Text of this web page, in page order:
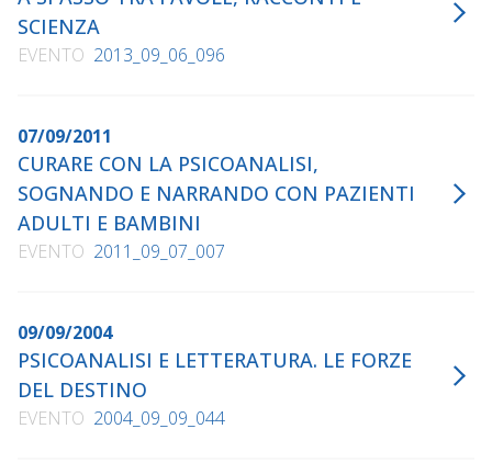
SCIENZA
EVENTO 2013_09_06_096
07/09/2011
CURARE CON LA PSICOANALISI,
SOGNANDO E NARRANDO CON PAZIENTI
ADULTI E BAMBINI
EVENTO 2011_09_07_007
09/09/2004
PSICOANALISI E LETTERATURA. LE FORZE
DEL DESTINO
EVENTO 2004_09_09_044